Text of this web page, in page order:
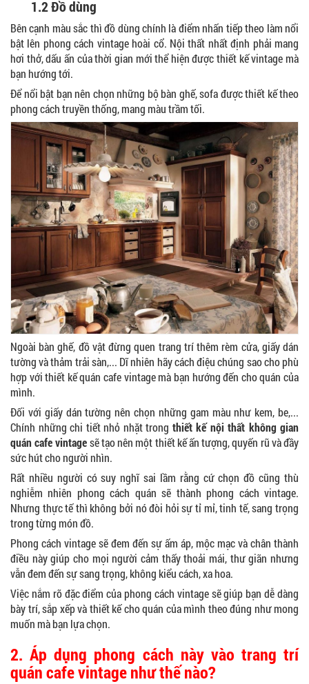
1.2 Đồ dùng
Bên cạnh màu sắc thì đồ dùng chính là điểm nhấn tiếp theo làm nổi
bật lên phong cách vintage hoài cổ. Nội thất nhất định phải mang
hơi thở, dấu ấn của thời gian mới thể hiện được thiết kế vintage mà
bạn hướng tới.
Để nổi bật bạn nên chọn những bộ bàn ghế, sofa được thiết kế theo
phong cách truyền thống, mang màu trầm tối.
Ngoài bàn ghế, đồ vật đừng quen trang trí thêm rèm cửa, giấy dán
tường và thảm trải sàn,... Dĩ nhiên hãy cách điệu chúng sao cho phù
hợp với thiết kế quán cafe vintage mà bạn hướng đến cho quán của
mình.
Đối với giấy dán tường nên chọn những gam màu như kem, be,...
Chính những chi tiết nhỏ nhặt trong thiết kế nội thất không gian
quán cafe vintagesẽ tạo nên một thiết kế ấn tượng, quyến rũ và đầy
sức hút cho người nhìn.
Rất nhiều người có suy nghĩ sai lầm rằng cứ chọn đồ cũng thù
nghiễm nhiên phong cách quán sẽ thành phong cách vintage.
Nhưng thực tế thì không bởi nó đòi hỏi sự tỉ mỉ, tinh tế, sang trọng
trong từng món đồ.
Phong cách vintage sẽ đem đến sự ấm áp, mộc mạc và chân thành
điều này giúp cho mọi người cảm thấy thoải mái, thư giãn nhưng
vẫn đem đến sự sang trọng, không kiểu cách, xa hoa.
Việc nắm rõ đặc điểm của phong cách vintage sẽ giúp bạn dễ dàng
bày trí, sắp xếp và thiết kế cho quán của mình theo đúng như mong
muốn mà bạn lựa chọn.
2. Áp dụng phong cách này vào trang trí
quán cafe vintage như thế nào?